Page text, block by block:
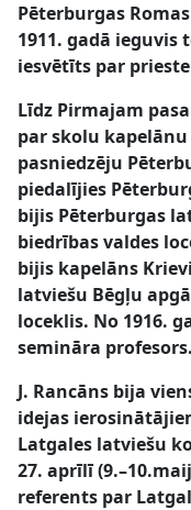
Pēterburgas
1911. gadā
iesvētīts par
Līdz Pirmajam
par skolu
pasniedzēju
piedalījies
bijis Pēterburgas
biedrības valdes
bijis kapelāns
latviešu Bēgļu
loceklis. No 1916.
semināra profesors.
J. Rancāns bija
idejas
Latgales latviešu
27. aprīlī
referents par